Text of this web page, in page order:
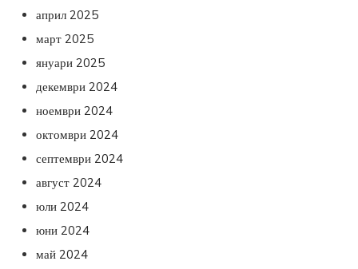
април 2025
март 2025
януари 2025
декември 2024
ноември 2024
октомври 2024
септември 2024
август 2024
юли 2024
юни 2024
май 2024